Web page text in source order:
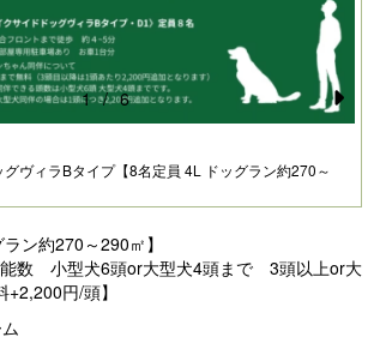
ヴィラBタイプ【8名定員 4L ドッグラン約270～
N
xt
1 / 6
ン約270～290㎡】
能数 小型犬6頭or大型犬4頭まで 3頭以上or大
円/頭】